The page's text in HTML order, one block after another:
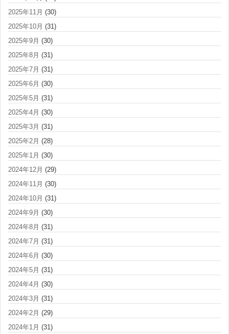
2025年11月 (30)
2025年10月 (31)
2025年9月 (30)
2025年8月 (31)
2025年7月 (31)
2025年6月 (30)
2025年5月 (31)
2025年4月 (30)
2025年3月 (31)
2025年2月 (28)
2025年1月 (30)
2024年12月 (29)
2024年11月 (30)
2024年10月 (31)
2024年9月 (30)
2024年8月 (31)
2024年7月 (31)
2024年6月 (30)
2024年5月 (31)
2024年4月 (30)
2024年3月 (31)
2024年2月 (29)
2024年1月 (31)